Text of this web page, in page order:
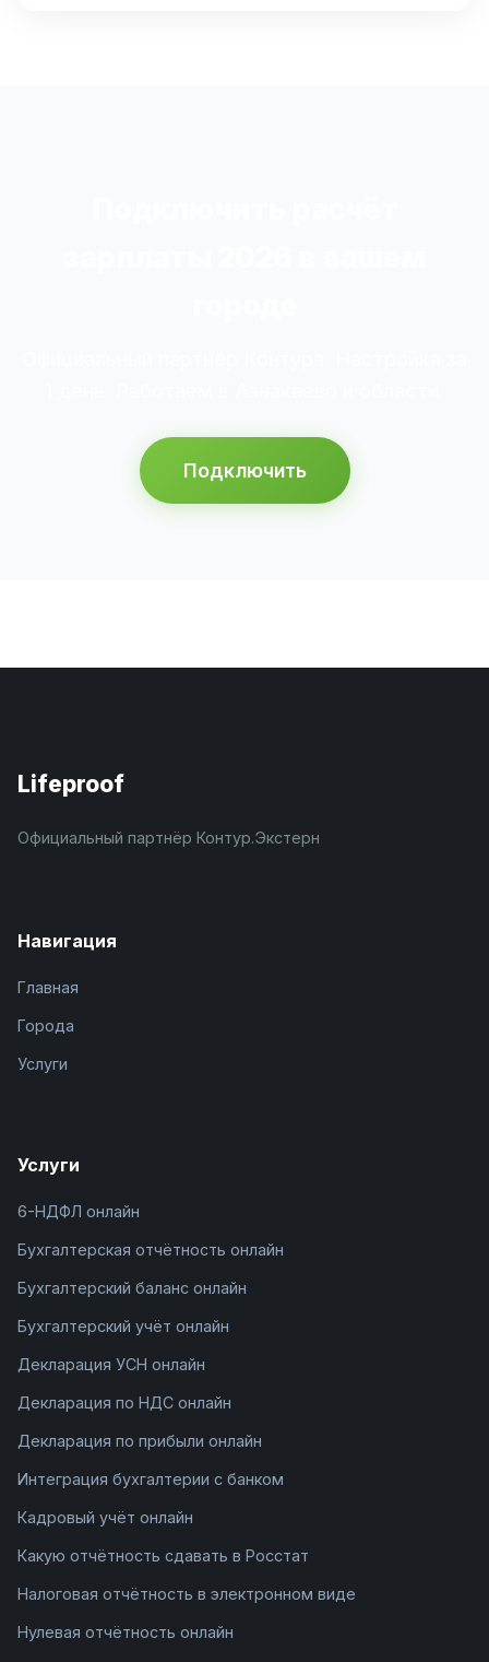
Подключить
Lifeproof
Официальный партнёр Контур.Экстерн
Навигация
Главная
Города
Услуги
Услуги
6-НДФЛ онлайн
Бухгалтерская отчётность онлайн
Бухгалтерский баланс онлайн
Бухгалтерский учёт онлайн
Декларация УСН онлайн
Декларация по НДС онлайн
Декларация по прибыли онлайн
Интеграция бухгалтерии с банком
Кадровый учёт онлайн
Какую отчётность сдавать в Росстат
Налоговая отчётность в электронном виде
Нулевая отчётность онлайн